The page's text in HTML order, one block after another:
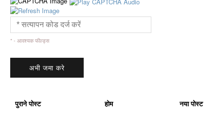
* - आवश्यक फील्ड्स
पुराने पोस्ट होम नया पोस्ट